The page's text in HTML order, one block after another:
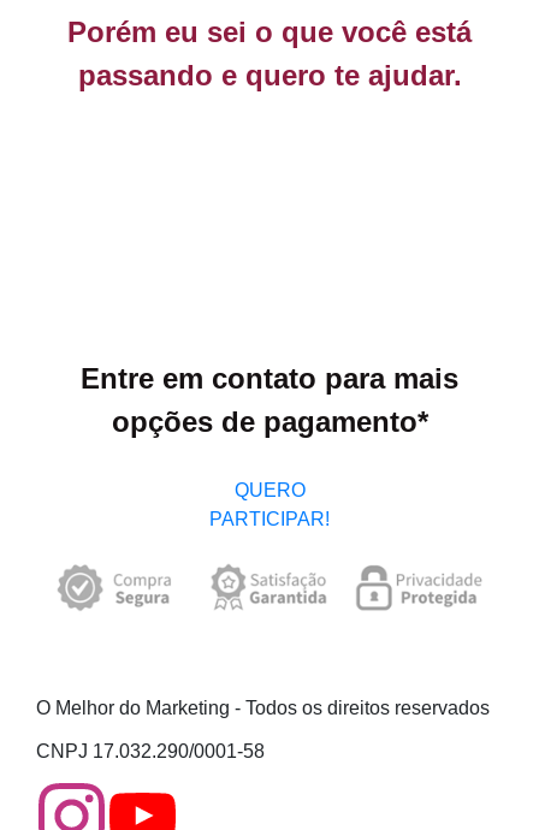
Porém eu sei o que você está
passando e quero te ajudar.
Entre em contato para mais
opções de pagamento*
QUERO
PARTICIPAR!
O Melhor do Marketing - Todos os direitos reservados
CNPJ 17.032.290/0001-58